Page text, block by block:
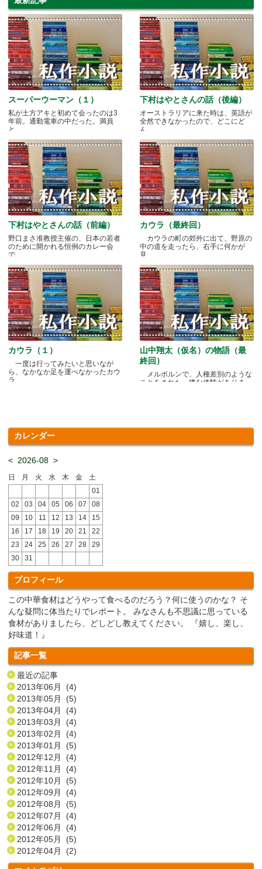
スーパーウーマン（１）
私が土方アキと初めて会ったのは3
年前。通勤電車の中だった。満員
と.....
下村はやとさんの話（後編）
オーストラリアに来た時は、英語が
全然できなかったので、どこにど
ん.....
下村はやとさんの話（前編）
野口まさ准教授主催の、日本の若者
のために開かれる恒例のカレー会
で.....
カウラ（最終回）
カウラの町の郊外に出て、野原の
中の道を走ったら、右手に何かが
見.....
カウラ（１）
一度は行ってみたいと思いなが
ら、なかなか足を運べなかったカウ
ラ.....
山中翔太（仮名）の物語（最
終回）
メルボルンで、人種差別のような
ことをされた、嫌な体験がありま
カレンダー
< 2026-08 >
日 月 火 水 木 金
土
01
02
03 04 05 06 07
08
09
10 11 12 13 14
15
16
17 18 19 20 21
22
23
24 25 26 27 28
29
30
31
プロフィール
この中華食材はどうやって食べるのだろう？何に使うのかな？ そ
んな疑問に体当たりでレポート。 みなさんも不思議に思っている
食材がありましたら、どしどし教えてください。 『嬉し、楽し、
好味道！』
記事一覧
最近の記事
2013年06月 (4)
2013年05月 (5)
2013年04月 (4)
2013年03月 (4)
2013年02月 (4)
2013年01月 (5)
2012年12月 (4)
2012年11月 (4)
2012年10月 (5)
2012年09月 (4)
2012年08月 (5)
2012年07月 (4)
2012年06月 (4)
2012年05月 (5)
2012年04月 (2)